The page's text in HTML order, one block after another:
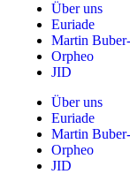
Über uns
Euriade
Martin
Orpheo
JID
Über uns
Euriade
Martin
Orpheo
JID